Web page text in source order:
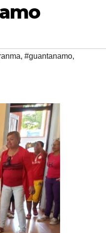
, #guantanamo,